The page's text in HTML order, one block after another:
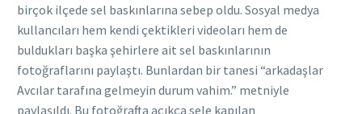
birçok ilçede sel baskınlarına sebep oldu. Sosyal medya
kullancıları hem kendi çektikleri videoları hem de
buldukları başka şehirlere ait sel baskınlarının
fotoğraflarını paylaştı. Bunlardan bir tanesi “arkadaşlar
Avcılar tarafına gelmeyin durum vahim.” metniyle
paylaşıldı. Bu fotoğrafta açıkça sele kapılan